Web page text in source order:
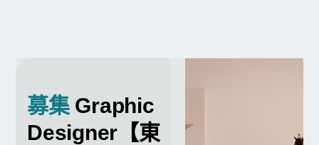
募集Graphic
Designer【東